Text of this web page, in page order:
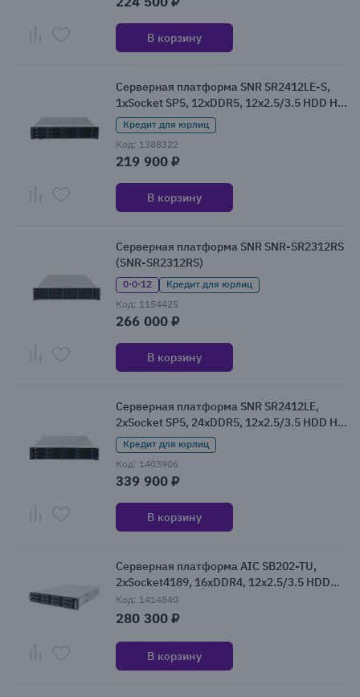
В корзину
Серверная платформа SNR SR2412LE-S,
1xSocket SP5, 12xDDR5, 12x2.5/3.5 HDD HS,
Redundant 2x1300 Вт 2U (SNR-SR2412LE-S)
Кредит для юрлиц
Код: 1388322
219 900 ₽
В корзину
Серверная платформа SNR SNR-SR2312RS
(SNR-SR2312RS)
0·0·12
Кредит для юрлиц
Код: 1154425
266 000 ₽
В корзину
Серверная платформа SNR SR2412LE,
2xSocket SP5, 24xDDR5, 12x2.5/3.5 HDD HS,
Redundant 2x1300 Вт 2U (SNR-SR2412LE)
Кредит для юрлиц
Код: 1403906
339 900 ₽
В корзину
Серверная платформа AIC SB202-TU,
2xSocket4189, 16xDDR4, 12x2.5/3.5 HDD
HS, Redundant 2x1200 Вт 2U (XP1-
S202TU01)
Код: 1414840
280 300 ₽
В корзину